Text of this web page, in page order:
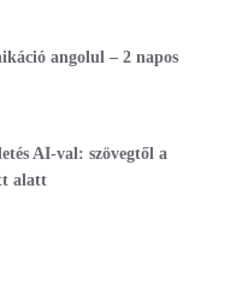
angolul – 2 napos
AI-val: szövegtől a
alatt